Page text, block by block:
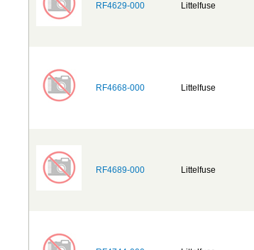
RF4629-000 Littelfuse
RF4668-000 Littelfuse
RF4689-000 Littelfuse